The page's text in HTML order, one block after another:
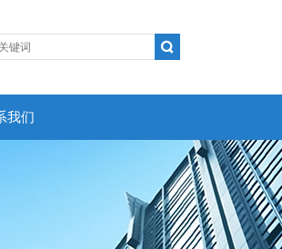
我们